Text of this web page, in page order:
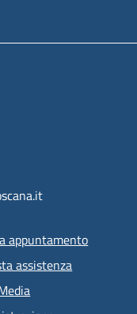
appuntamento
assistenza